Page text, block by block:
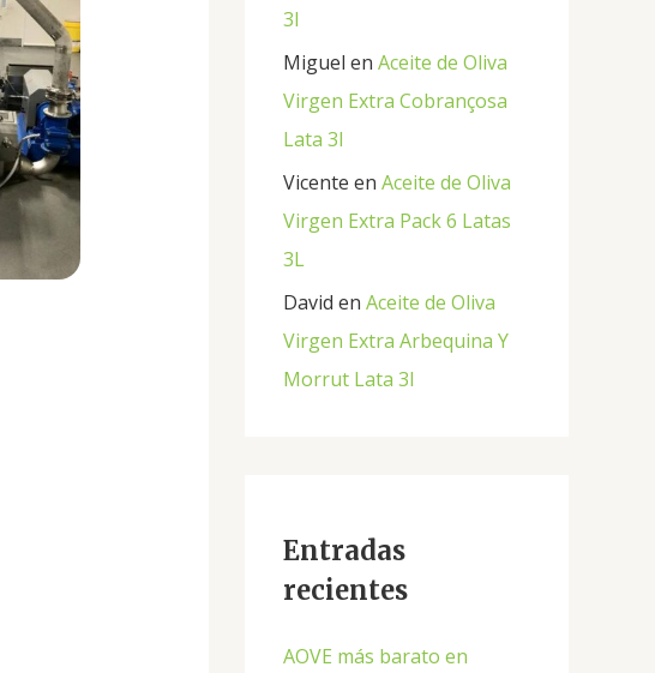
3l
Miguel en Aceite de Oliva
Virgen Extra Cobrançosa
Lata 3l
Vicente en Aceite de Oliva
Virgen Extra Pack 6 Latas
3L
David en Aceite de Oliva
Virgen Extra Arbequina Y
Morrut Lata 3l
Entradas
recientes
AOVE más barato en